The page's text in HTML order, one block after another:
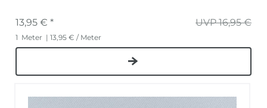
UVP 16,95 €
13,95 € *
1 Meter | 13,95 € / Meter